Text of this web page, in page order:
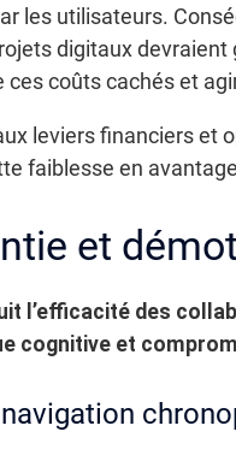
les utilisateurs.
digitaux
coûts cachés et
leviers financiers et
faiblesse en
et
l’efficacité des
cognitive et